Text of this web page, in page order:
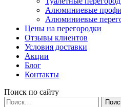
Алюминиевые
Алюминиевые
Цены на перегородки
Отзывы клиентов
Условия доставки
Акции
Блог
Контакты
Поиск по сайту
Найти: